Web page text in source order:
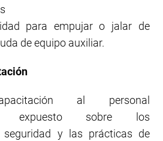
para empujar o jalar de
de equipo auxiliar.
al personal
expuesto sobre los
seguridad y las prácticas de